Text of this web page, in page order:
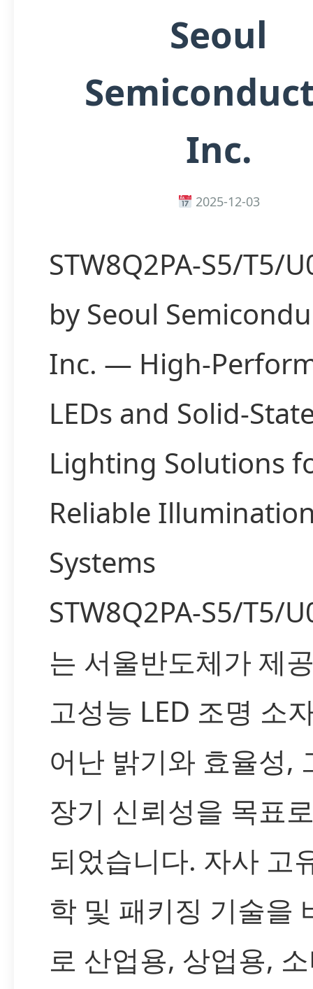
Seoul
Inc.
2025-12-03
STW8Q2PA-S5/T5/
by Seoul
Inc. — High-
LEDs and Solid-
Lighting Solutions
Reliable
Systems
STW8Q2PA-S5/T5/
는 서울반도체가 제
고성능 LED 조명 소
어난 밝기와 효율성,
장기 신뢰성을 목표
되었습니다. 자사 고
학 및 패키징 기술을
로 산업용, 상업용,